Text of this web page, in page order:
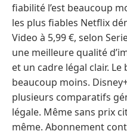
fiabilité l’est beaucoup
les plus fiables Netflix
Video à 5,99 €, selon
une meilleure qualité
et un cadre légal clair.
beaucoup moins.
plusieurs comparatifs
légale. Même sans prix
même. Abonnement